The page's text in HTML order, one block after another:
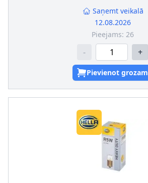
Saņemt veikalā
12.08.2026
Pieejams: 26
- +
Pievienot grozam